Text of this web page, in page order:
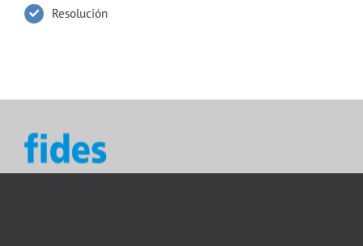
Resolución